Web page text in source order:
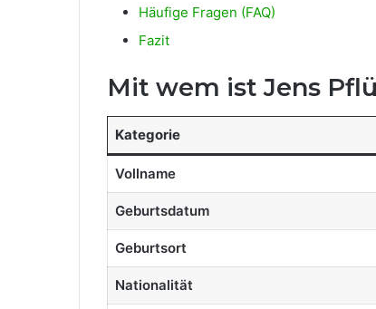
Häufige Fragen (FAQ)
Fazit
Mit wem ist Jens
Kategorie
Vollname
Geburtsdatum
Geburtsort
Nationalität